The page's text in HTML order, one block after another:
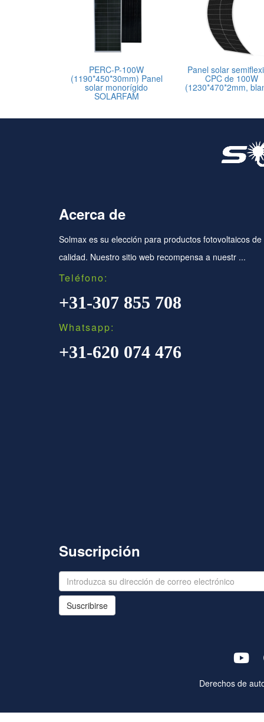
PERC-P-100W
(1190*450*30mm) Panel
solar monorígido
SOLARFAM
Panel solar
CPC de 100W
(1230*470*2mm,
Acerca de
Solmax es su elección para productos fotovoltaicos de
calidad. Nuestro sitio web recompensa a nuestr ...
Teléfono:
+31-307 855 708
Whatsapp:
+31-620 074 476
Suscripción
Suscribirse
Derechos de